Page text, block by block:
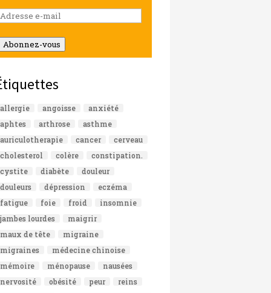
Abonnez-vous
allergie angoisse
anxiété
aphtes
arthrose
asthme
auriculotherapie
cancer
cerveau
cholesterol
colère
constipation.
cystite
diabète
douleur
douleurs
dépression
eczéma
fatigue
foie froid
insomnie
jambes lourdes
maigrir
maux de tête
migraine
migraines
médecine chinoise
mémoire
ménopause
nausées
nervosité
obésité peur
reins